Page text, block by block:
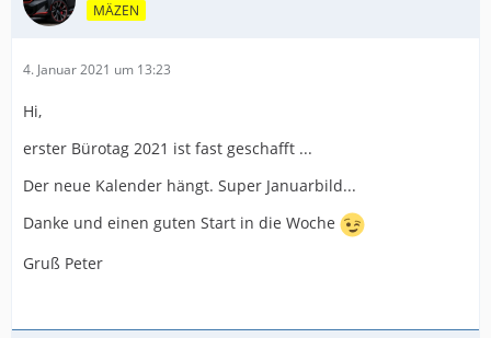
MÄZEN
4. Januar 2021 um 13:23
Hi,
erster Bürotag 2021 ist fast geschafft ...
Der neue Kalender hängt. Super Januarbild...
Danke und einen guten Start in die Woche
Gruß Peter